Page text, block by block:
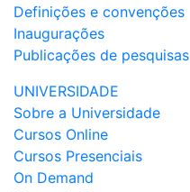
Definições e convenções
Inaugurações
Publicações de pesquisas
UNIVERSIDADE
Sobre a Universidade
Cursos Online
Cursos Presenciais
On Demand